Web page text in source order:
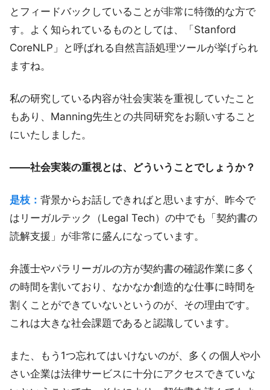
とフィードバックしていることが非常に特徴的な方で
す。よく知られているものとしては、「Stanford
CoreNLP」と呼ばれる自然言語処理ツールが挙げられ
ますね。
私の研究している内容が社会実装を重視していたこと
もあり、Manning先生との共同研究をお願いすること
にいたしました。
――社会実装の重視とは、どういうことでしょうか？
是枝： 背景からお話しできればと思いますが、昨今で
はリーガルテック（Legal Tech）の中でも「契約書の
読解支援」が非常に盛んになっています。
弁護士やパラリーガルの方が契約書の確認作業に多く
の時間を割いており、なかなか創造的な仕事に時間を
割くことができていないというのが、その理由です。
これは大きな社会課題であると認識しています。
また、もう1つ忘れてはいけないのが、多くの個人や小
さい企業は法律サービスに十分にアクセスできていな